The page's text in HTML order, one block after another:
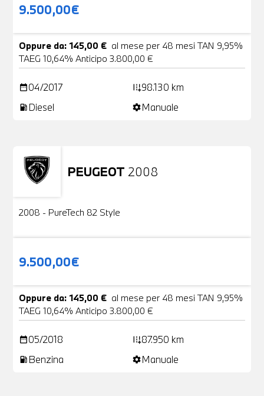
9.500,00€
Oppure da: 145,00 € al mese per 48 mesi TAN 9,95%
TAEG 10,64% Anticipo 3.800,00 €
date_range04/2017 add_road98.130 km
local_gas_station Diesel settingsManuale
PEUGEOT 2008
Usato
2008 - PureTech 82 Style
9.500,00€
Oppure da: 145,00 € al mese per 48 mesi TAN 9,95%
TAEG 10,64% Anticipo 3.800,00 €
date_range05/2018 add_road87.950 km
local_gas_station Benzina settingsManuale